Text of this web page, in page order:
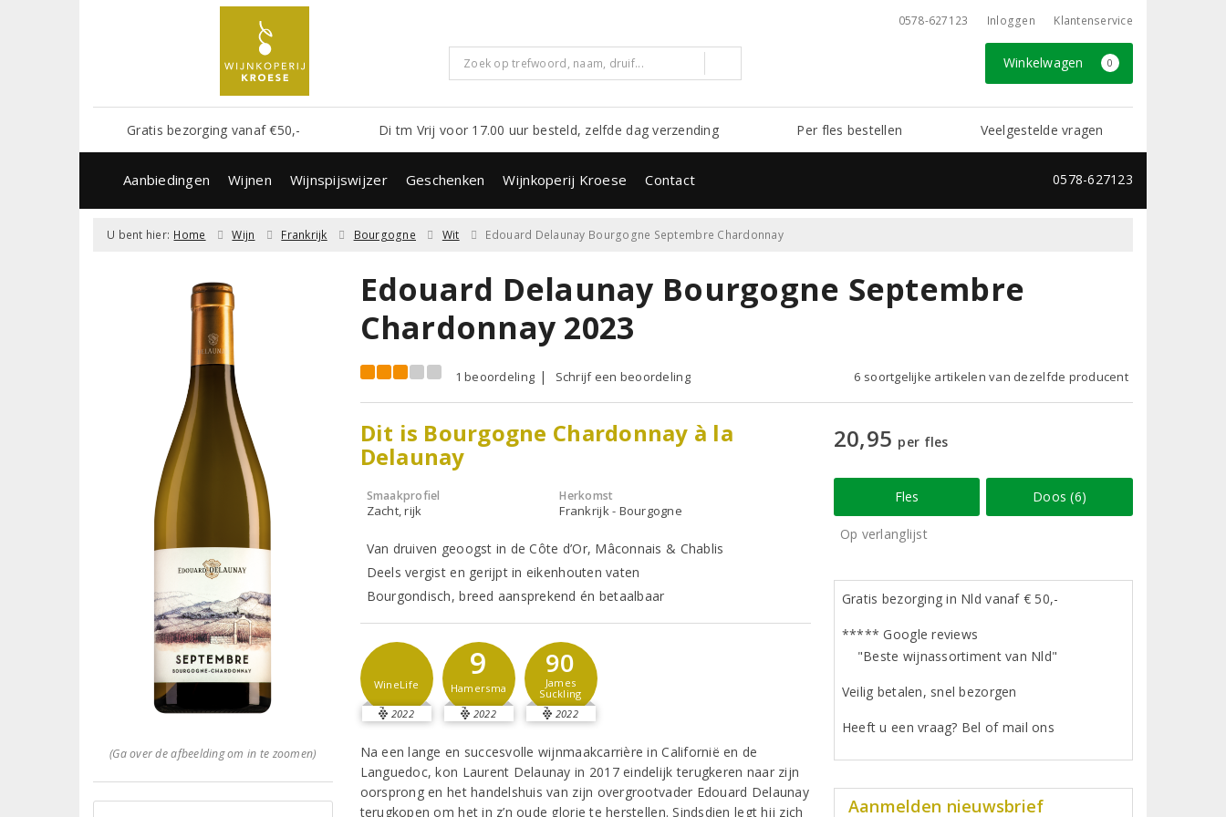
0578-627123 Inloggen Klantenservice
Winkelwagen 0
Gratis bezorging vanaf €50,- Di tm Vrij voor 17.00 uur besteld, zelfde dag verzending Per fles bestellen Veelgestelde vragen
Aanbiedingen Wijnen Wijnspijswijzer Geschenken Wijnkoperij Kroese Contact 0578-627123
U bent hier: Home Wijn Frankrijk Bourgogne Wit Edouard Delaunay Bourgogne Septembre Chardonnay
(Ga over de afbeelding om in te zoomen)
Edouard Delaunay Bourgogne Septembre
Chardonnay 2023
1 beoordeling Schrijf een beoordeling 6 soortgelijke artikelen van dezelfde producent
Dit is Bourgogne Chardonnay à la
Delaunay
Smaakprofiel
Zacht, rijk
Herkomst
Frankrijk - Bourgogne
Van druiven geoogst in de Côte d’Or, Mâconnais & Chablis
Deels vergist en gerijpt in eikenhouten vaten
Bourgondisch, breed aansprekend én betaalbaar
WineLife
2022
9
Hamersma
2022
90
James
Suckling
2022
Na een lange en succesvolle wijnmaakcarrière in Californië en de
Languedoc, kon Laurent Delaunay in 2017 eindelijk terugkeren naar zijn
oorsprong en het handelshuis van zijn overgrootvader Edouard Delaunay
terugkopen om het in z’n oude glorie te herstellen. Sindsdien legt hij zich
20,95 per fles
Fles Doos (6)
Op verlanglijst
Gratis bezorging in Nld vanaf € 50,-
***** Google reviews
"Beste wijnassortiment van Nld"
Veilig betalen, snel bezorgen
Heeft u een vraag? Bel of mail ons
Aanmelden nieuwsbrief